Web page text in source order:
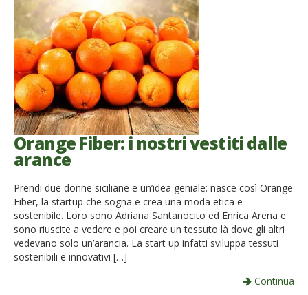
Orange Fiber: i nostri vestiti dalle
arance
Prendi due donne siciliane e un’idea geniale: nasce così Orange
Fiber, la startup che sogna e crea una moda etica e
sostenibile. Loro sono Adriana Santanocito ed Enrica Arena e
sono riuscite a vedere e poi creare un tessuto là dove gli altri
vedevano solo un’arancia. La start up infatti sviluppa tessuti
sostenibili e innovativi […]
Continua